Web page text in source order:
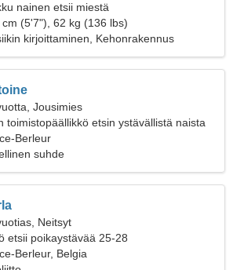
nainen etsii miestä
cm (5'7"), 62 kg (136 lbs)
kirjoittaminen, Kehonrakennus
Jousimies
toimistopäällikkö etsin ystävällistä naista
Berleur
suhde
Neitsyt
etsii poikaystävää 25-28
Berleur, Belgia